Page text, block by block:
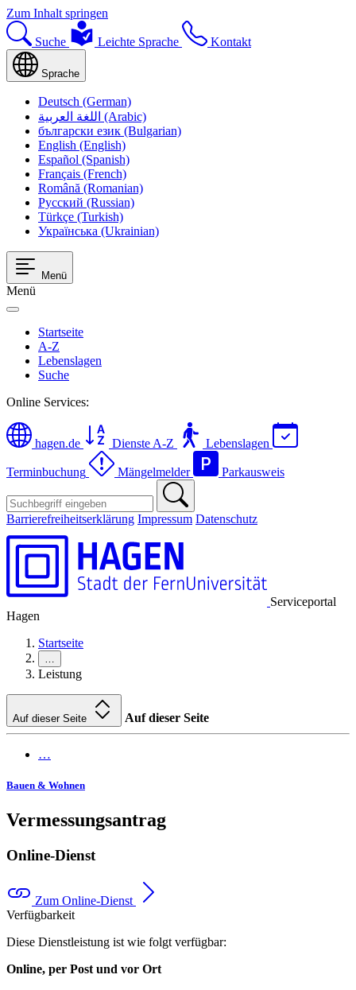
Zum Inhalt springen
Suche Leichte Sprache Kontakt
Sprache
Deutsch (German)
اللغة العربية (Arabic)
български език (Bulgarian)
English (English)
Español (Spanish)
Français (French)
Română (Romanian)
Русский (Russian)
Türkçe (Turkish)
Українська (Ukrainian)
Menü
Menü
Startseite
A-Z
Lebenslagen
Suche
Online Services:
hagen.de Dienste A-Z Lebenslagen
Terminbuchung Mängelmelder Parkausweis
Barrierefreiheitserklärung Impressum Datenschutz
Serviceportal
Hagen
Startseite
…
Leistung
Auf dieser Seite Auf dieser Seite
…
Bauen & Wohnen
Vermessungsantrag
Online-Dienst
Zum Online-Dienst
Verfügbarkeit
Diese Dienstleistung ist wie folgt verfügbar:
Online, per Post und vor Ort